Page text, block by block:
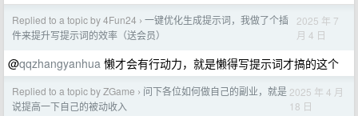
Replied to a topic by 4Fun24 › 一键优化生成提示词，我做了个插
件来提升写提示词的效率（送会员）
2025 年 7
月 4 日
@qqzhangyanhua 懒才会有行动力，就是懒得写提示词才搞的这个
Replied to a topic by ZGame › 问下各位如何做自己的副业，就是
说提高一下自己的被动收入
2025 年 4 月
18 日